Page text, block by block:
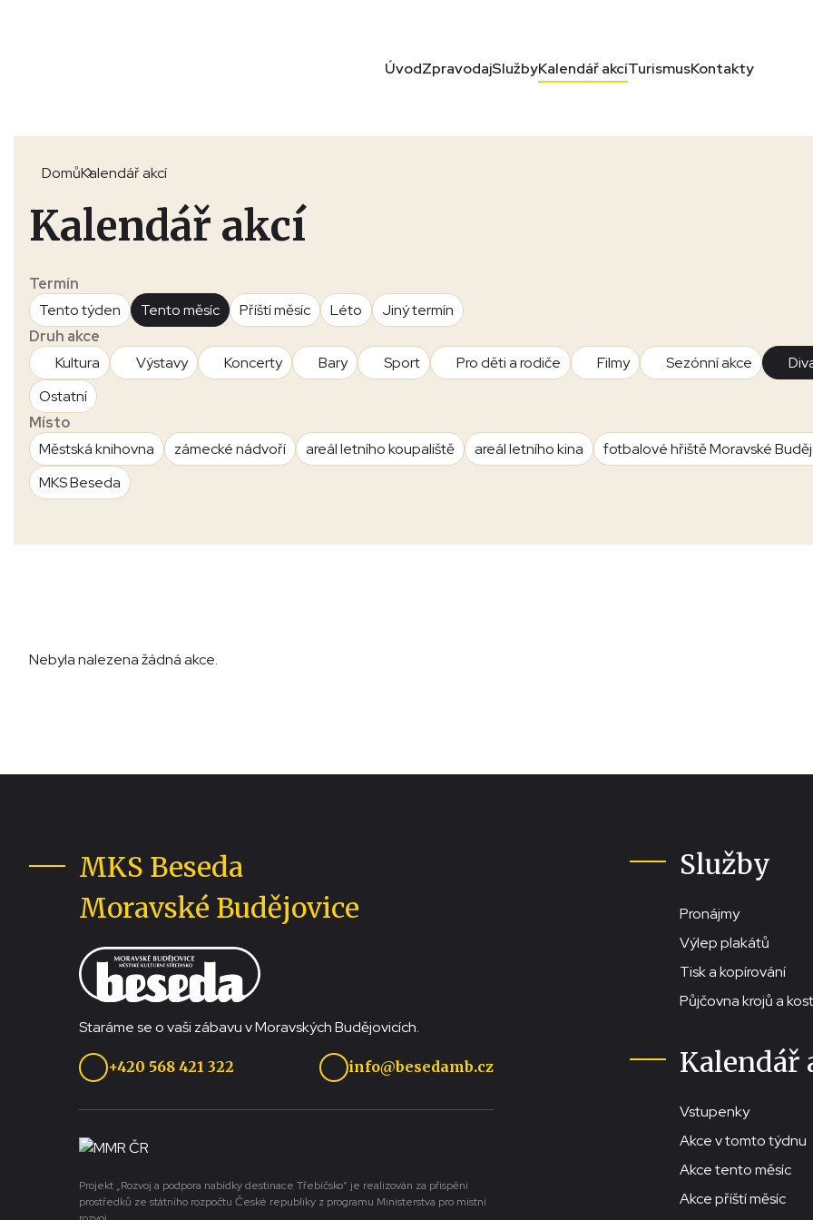
ÚvodZpravodajSlužbyKalendář akcíTurismusKontakty
DomůKalendář akcí
Kalendář akcí
Termín
Tento týden
Tento měsíc Příští měsíc Léto
Jiný termín
Druh akce
Kultura
Výstavy Koncerty Bary Sport Pro děti a rodiče Filmy Sezónní akce
Ostatní
Místo
Městská knihovna
zámecké nádvoří areál letního koupaliště areál letního kina
fotbalové hřiště Moravské
MKS Beseda
Nebyla nalezena žádná akce.
MKS Beseda
Moravské Budějovice
Staráme se o vaši zábavu v Moravských Budějovicích.
+420 568 421 322 info@besedamb.cz
Projekt „Rozvoj a podpora nabídky destinace Třebíčsko“ je realizován za přispění
prostředků ze státního rozpočtu České republiky z programu Ministerstva pro místní
Služby
Pronájmy
Výlep plakátů
Tisk a kopírování
Půjčovna krojů a
Kalendář
Vstupenky
Akce v tomto týdnu
Akce tento měsíc
Akce příští měsíc